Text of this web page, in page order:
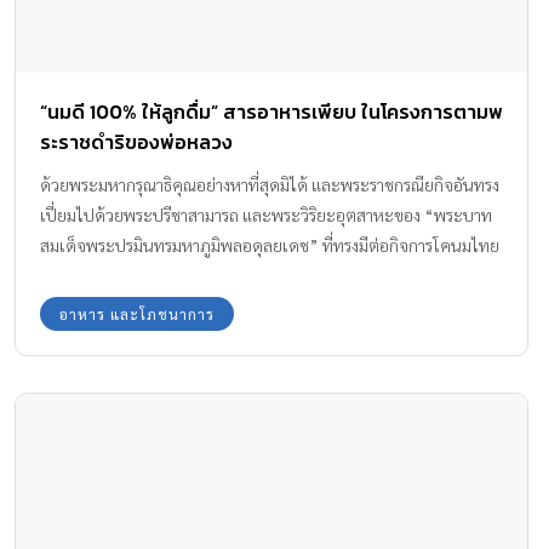
“นมดี 100% ให้ลูกดื่ม” สารอาหารเพียบ ในโครงการตามพ
ระราชดำริของพ่อหลวง
ด้วยพระมหากรุณาธิคุณอย่างหาที่สุดมิได้ และพระราชกรณียกิจอันทรง
เปี่ยมไปด้วยพระปรีชาสามารถ และพระวิริยะอุตสาหะของ “พระบาท
สมเด็จพระปรมินทรมหาภูมิพลอดุลยเดช” ที่ทรงมีต่อกิจการโคนมไทย
ราชดำริของพ่อหลวง
อาหาร และโภชนาการ